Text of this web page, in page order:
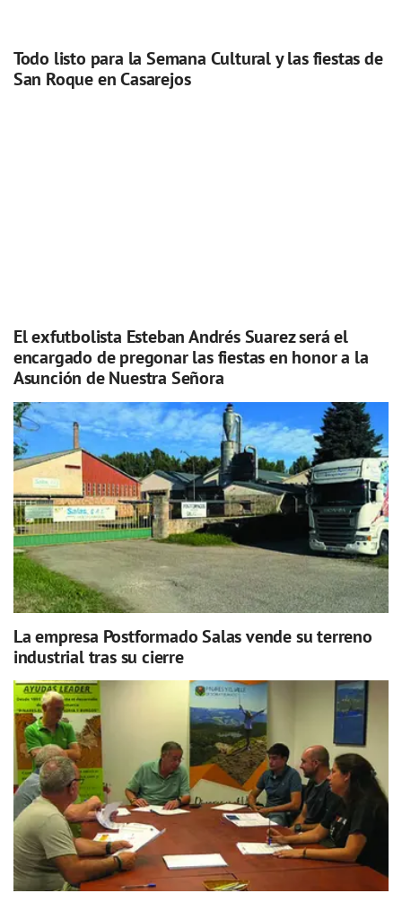
Todo listo para la Semana Cultural y las fiestas de
San Roque en Casarejos
El exfutbolista Esteban Andrés Suarez será el
encargado de pregonar las fiestas en honor a la
Asunción de Nuestra Señora
La empresa Postformado Salas vende su terreno
industrial tras su cierre